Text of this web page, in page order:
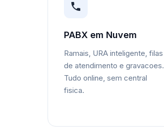
PABX em Nuvem
Ramais, URA inteligente, filas
de atendimento e gravacoes.
Tudo online, sem central
fisica.